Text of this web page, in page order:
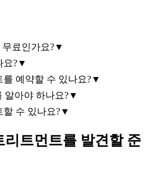
료인가요?▼
요?▼
예약할 수 있나요?▼
알아야 하나요?▼
수 있나요?▼
리트먼트를 발견할 준